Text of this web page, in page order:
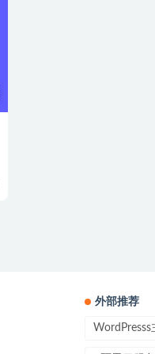
外部推荐
WordPresss